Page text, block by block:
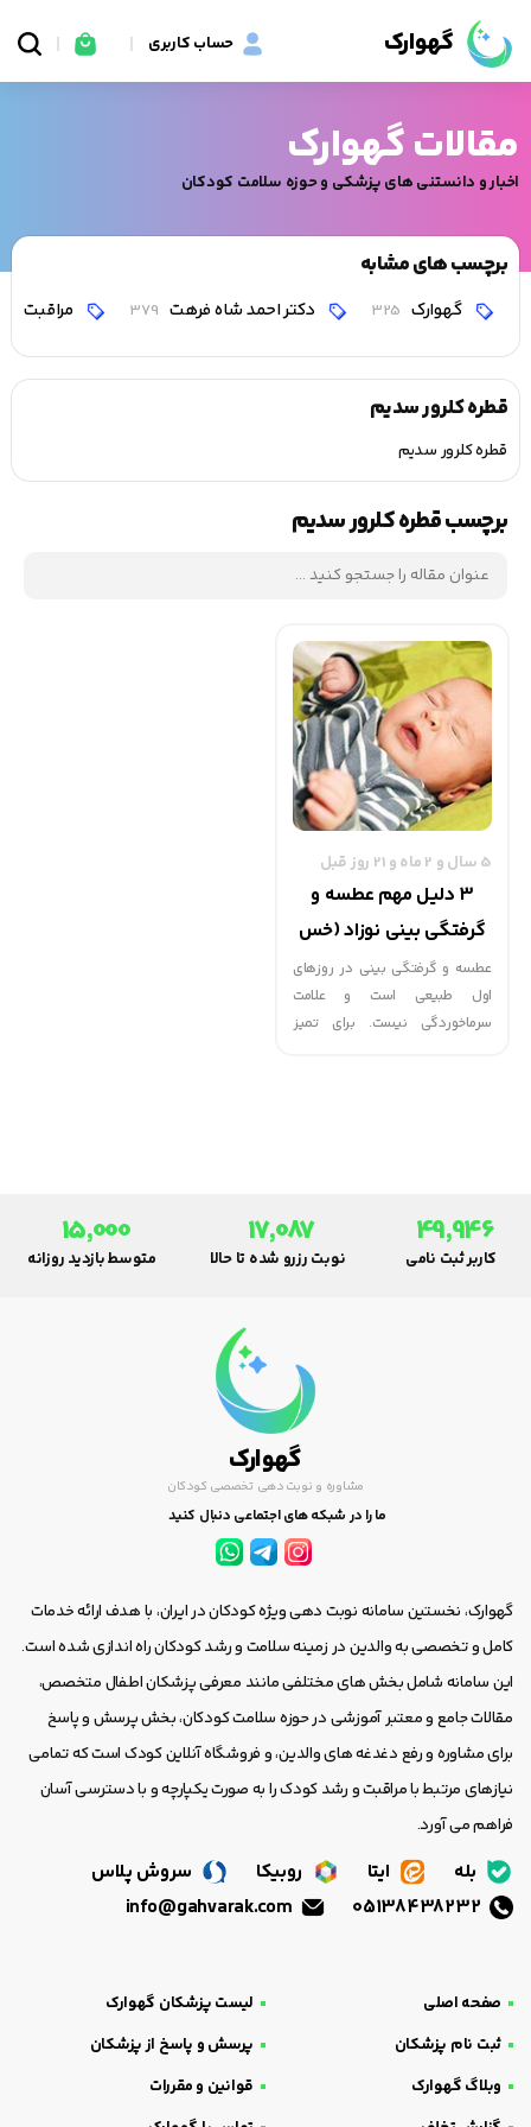
گهوارک حساب کاربری
مقالات گهوارک
اخبار و دانستنی های پزشکی و حوزه سلامت کودکان
برچسب های مشابه
گهوارک 325 دکتر احمد شاه فرهت 379 مراقبت
قطره کلرور سدیم
قطره کلرور سدیم
برچسب قطره کلرور سدیم
5 سال و 2 ماه و 21 روز قبل
3 دلیل مهم عطسه و
گرفتگی بینی نوزاد (خس
خس کردن و کیپ بودن
بینی )
عطسه و گرفتگی بینی در روزهای
اول طبیعی است و علامت
سرماخوردگی نیست. برای تمیز
کردن بینی نوزاد استفاده نمود.
49,946
کاربر ثبت نامی
17,087
نوبت رزرو شده تا حالا
15,000
متوسط بازدید روزانه
گهوارک
مشاوره و نوبت دهی تخصصی کودکان
ما را در شبکه های اجتماعی دنبال کنید
گهوارک، نخستین سامانه نوبت دهی ویژه کودکان در ایران، با هدف ارائه خدمات
کامل و تخصصی به والدین در زمینه سلامت و رشد کودکان راه اندازی شده است.
این سامانه شامل بخش های مختلفی مانند معرفی پزشکان اطفال متخصص،
مقالات جامع و معتبر آموزشی در حوزه سلامت کودکان، بخش پرسش و پاسخ
برای مشاوره و رفع دغدغه های والدین، و فروشگاه آنلاین کودک است که تمامی
نیازهای مرتبط با مراقبت و رشد کودک را به صورت یکپارچه و با دسترسی آسان
فراهم می آورد.
بله ایتا روبیکا
سروش پلاس
صفحه اصلی
لیست پزشکان گهوارک
ثبت نام پزشکان
پرسش و پاسخ از پزشکان
وبلاگ گهوارک
قوانین و مقررات